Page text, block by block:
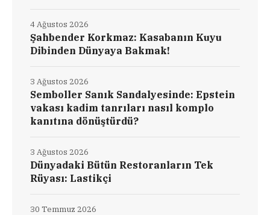
Şahbender Korkmaz: Kasabanın Kuyu
Dibinden Dünyaya Bakmak!
4 Ağustos 2026
Semboller Sanık Sandalyesinde: Epstein
vakası kadim tanrıları nasıl komplo
kanıtına dönüştürdü?
3 Ağustos 2026
Dünyadaki Bütün Restoranların Tek
Rüyası: Lastikçi
3 Ağustos 2026
30 Temmuz 2026